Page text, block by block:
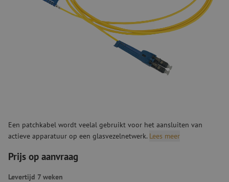
Een patchkabel wordt veelal gebruikt voor het aansluiten van
actieve apparatuur op een glasvezelnetwerk. Lees meer
Prijs op aanvraag
Levertijd 7 weken